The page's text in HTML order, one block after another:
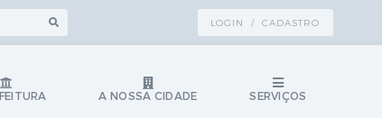
LOGIN / CADASTRO
A NOSSA CIDADE SERVIÇOS